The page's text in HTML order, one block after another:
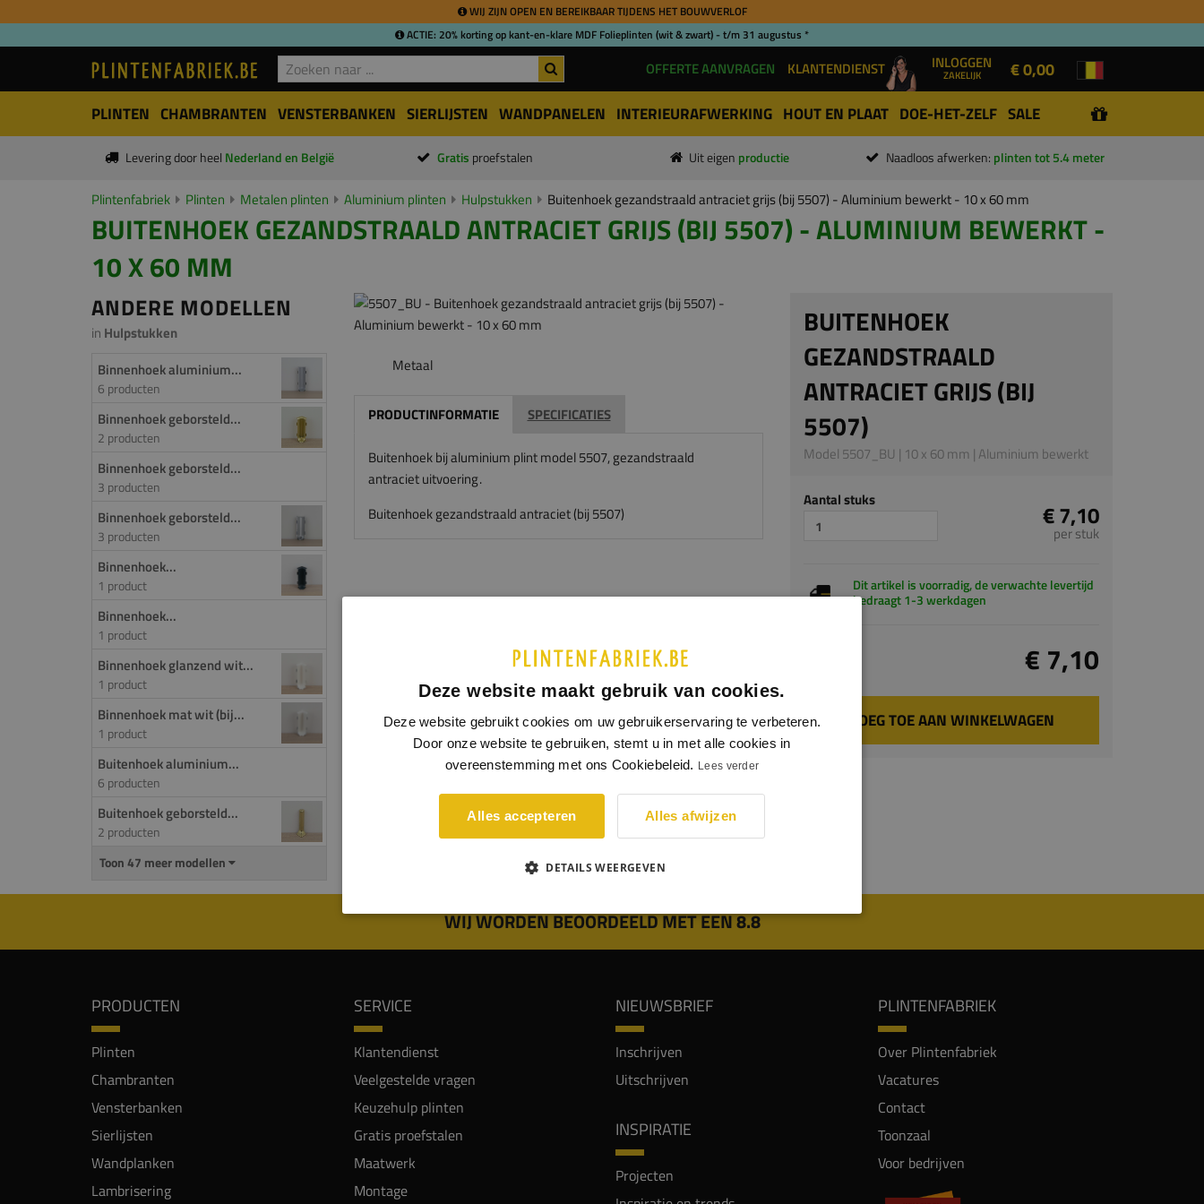
WIJ ZIJN OPEN EN BEREIKBAAR TIJDENS HET BOUWVERLOF
ACTIE: 20% korting op kant-en-klare MDF Folieplinten (wit & zwart) - t/m 31 augustus *
OFFERTE AANVRAGEN KLANTENDIENST INLOGGEN
ZAKELIJK € 0,00
PLINTEN CHAMBRANTEN VENSTERBANKEN SIERLIJSTEN WANDPANELEN INTERIEURAFWERKING HOUT EN PLAAT DOE-HET-ZELF SALE
Levering door heel Nederland en België Gratis proefstalen Uit eigen productie Naadloos afwerken: plinten tot 5.4 meter
Plintenfabriek Plinten Metalen plinten Aluminium plinten Hulpstukken Buitenhoek gezandstraald antraciet grijs (bij 5507) - Aluminium bewerkt - 10 x 60 mm
BUITENHOEK GEZANDSTRAALD ANTRACIET GRIJS (BIJ 5507) - ALUMINIUM BEWERKT -
10 X 60 MM
ANDERE MODELLEN
in Hulpstukken
Binnenhoek aluminium...
6 producten
Binnenhoek geborsteld...
2 producten
Binnenhoek geborsteld...
3 producten
Binnenhoek geborsteld...
3 producten
Binnenhoek...
1 product
Binnenhoek...
1 product
Binnenhoek glanzend wit...
1 product
Binnenhoek mat wit (bij...
1 product
Buitenhoek aluminium...
6 producten
Buitenhoek geborsteld...
2 producten
Toon 47 meer modellen
Metaal
PRODUCTINFORMATIE SPECIFICATIES
Buitenhoek bij aluminium plint model 5507, gezandstraald
antracietuitvoering.
Buitenhoek gezandstraald antraciet (bij 5507)
BUITENHOEK
GEZANDSTRAALD
ANTRACIET GRIJS (BIJ
5507)
Model 5507_BU | 10 x 60 mm | Aluminium bewerkt
Aantal stuks € 7,10
per stuk
Dit artikel is voorradig, de verwachte levertijd
bedraagt 1-3 werkdagen
€ 7,10
VOEG TOE AAN WINKELWAGEN
WIJ WORDEN BEOORDEELD MET EEN 8.8
PRODUCTEN
Plinten
Chambranten
Vensterbanken
Sierlijsten
Wandplanken
Lambrisering
SERVICE
Klantendienst
Veelgestelde vragen
Keuzehulp plinten
Gratis proefstalen
Maatwerk
Montage
NIEUWSBRIEF
Inschrijven
Uitschrijven
INSPIRATIE
Projecten
PLINTENFABRIEK
Over Plintenfabriek
Vacatures
Contact
Toonzaal
Voor bedrijven
Deze website maakt gebruik van cookies.
Deze website gebruikt cookies om uw gebruikerservaring te verbeteren.
Door onze website te gebruiken, stemt u in met alle cookies in
overeenstemming met ons Cookiebeleid. Lees verder
Alles accepteren Alles afwijzen
DETAILS WEERGEVEN